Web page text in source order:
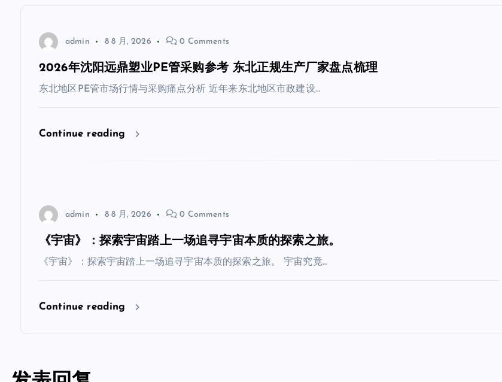
admin 8 8 月, 2026 0 Comments
2026年沈阳远鼎塑业PE管采购参考 东北正规生产厂家盘点梳理
东北地区PE管市场行情与采购痛点分析 近年来东北地区市政建设…
Continue reading
admin 8 8 月, 2026 0 Comments
《宇宙》：探索宇宙踏上一场追寻宇宙本质的探索之旅。
《宇宙》：探索宇宙踏上一场追寻宇宙本质的探索之旅。 宇宙究竟…
Continue reading